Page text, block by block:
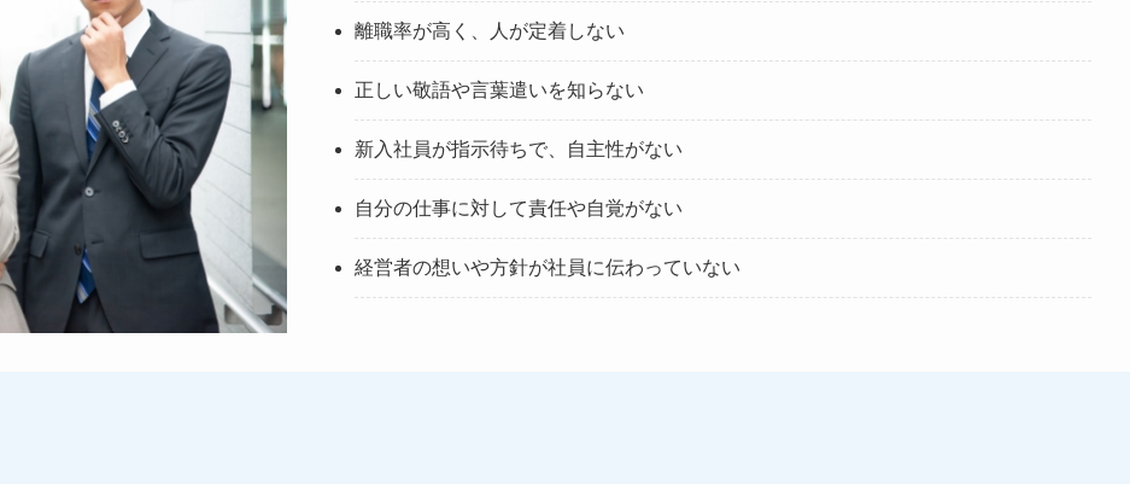
離職率が高く、人が定着しない
正しい敬語や言葉遣いを知らない
新入社員が指示待ちで、自主性がない
自分の仕事に対して責任や自覚がない
経営者の想いや方針が社員に伝わっていない